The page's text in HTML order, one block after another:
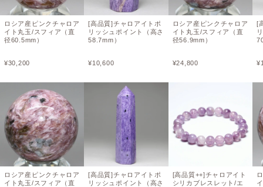
ロシア産ピンクチャロア
イト丸玉/スフィア（直
径60.5mm）
¥30,200
ロシア産ピンクチャロア
イト丸玉/スフィア（直
[高品質]チャロアイトポ
リッシュポイント（高さ
58.7mm）
¥10,600
[高品質]チャロアイトポ
リッシュポイント（高さ
ロシア産ピンクチャロア
イト丸玉/スフィア（直
径56.9mm）
¥24,800
[高品質++]チャロアイト
シリカブレスレット/エ
[
¥